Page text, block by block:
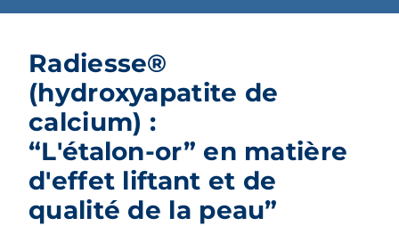
Radiesse®
(hydroxyapatite de
calcium) :
“L'étalon-or” en matière
d'effet liftant et de
qualité de la peau”